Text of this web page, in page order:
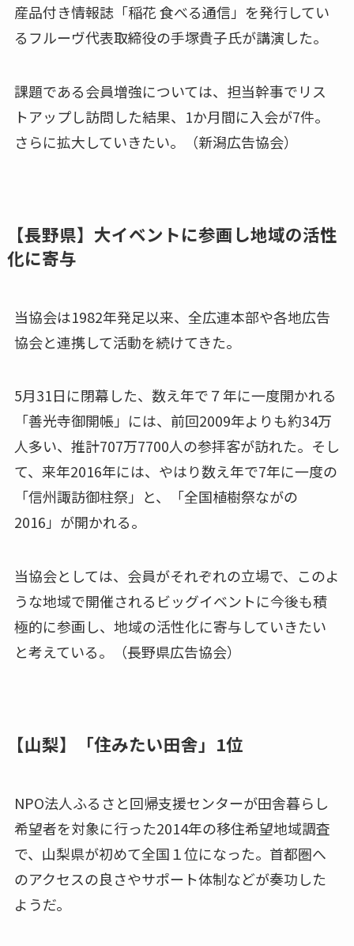
産品付き情報誌「稲花 食べる通信」を発行してい
るフルーヴ代表取締役の手塚貴子氏が講演した。
課題である会員増強については、担当幹事でリス
トアップし訪問した結果、1か月間に入会が7件。
さらに拡大していきたい。（新潟広告協会）
【長野県】大イベントに参画し地域の活性
化に寄与
当協会は1982年発足以来、全広連本部や各地広告
協会と連携して活動を続けてきた。
5月31日に閉幕した、数え年で７年に一度開かれる
「善光寺御開帳」には、前回2009年よりも約34万
人多い、推計707万7700人の参拝客が訪れた。そし
て、来年2016年には、やはり数え年で7年に一度の
「信州諏訪御柱祭」と、「全国植樹祭ながの
2016」が開かれる。
当協会としては、会員がそれぞれの立場で、このよ
うな地域で開催されるビッグイベントに今後も積
極的に参画し、地域の活性化に寄与していきたい
と考えている。（長野県広告協会）
【山梨】「住みたい田舎」1位
NPO法人ふるさと回帰支援センターが田舎暮らし
希望者を対象に行った2014年の移住希望地域調査
で、山梨県が初めて全国１位になった。首都圏へ
のアクセスの良さやサポート体制などが奏功した
ようだ。